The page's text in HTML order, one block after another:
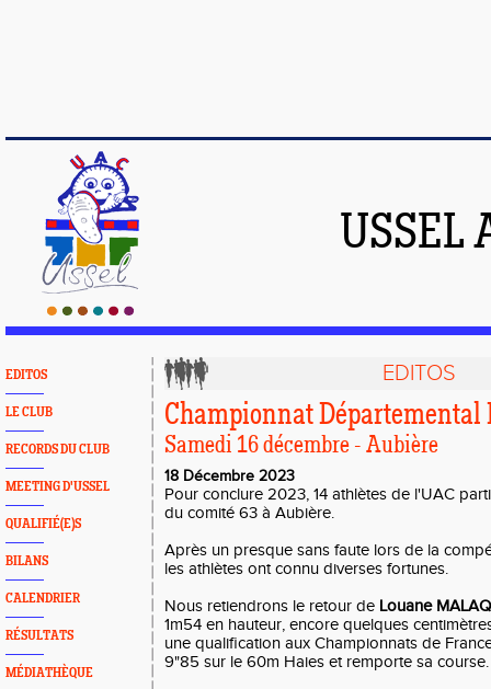
USSEL
EDITOS
LE CLUB
RECORDS DU CLUB
MEETING D'USSEL
QUALIFIÉ(E)S
BILANS
CALENDRIER
RÉSULTATS
MÉDIATHÈQUE
EDITOS
Championnat Départemental
Samedi 16 décembre - Aubière
18 Décembre 2023
Pour conclure 2023, 14 athlètes de l'UAC
du comité 63 à Aubière.
Après un presque sans faute lors de la
les athlètes ont connu diverses fortunes.
Nous retiendrons le retour de Louane
1m54 en hauteur, encore quelques
une qualification aux Championnats de
9"85 sur le 60m Haies et remporte sa course.